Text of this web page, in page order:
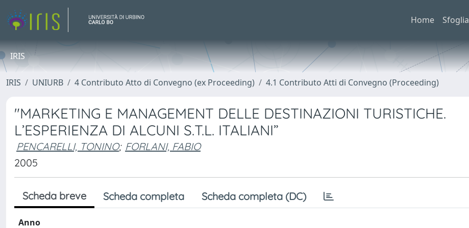
Home Sfoglia
IRIS
IRIS UNIURB 4 Contributo Atto di Convegno (ex Proceeding) 4.1 Contributo Atti di Convegno (Proceeding)
"MARKETING E MANAGEMENT DELLE DESTINAZIONI TURISTICHE.
L’ESPERIENZA DI ALCUNI S.T.L. ITALIANI”
PENCARELLI, TONINO; FORLANI, FABIO
2005
Scheda breve Scheda completa Scheda completa (DC)
Anno